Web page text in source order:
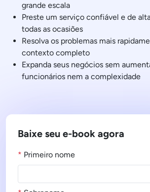
grande escala
Preste um serviço confiável e de
todas as ocasiões
Resolva os problemas mais
contexto completo
Expanda seus negócios sem
funcionários nem a complexidade
Baixe seu e-book agora
* Primeiro nome